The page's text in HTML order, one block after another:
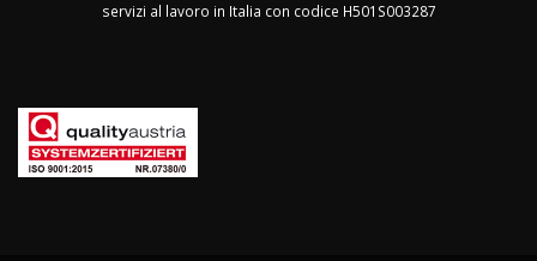
servizi al lavoro in Italia con codice H501S003287